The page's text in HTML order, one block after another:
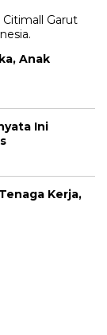
Anak
Ini
Kerja,